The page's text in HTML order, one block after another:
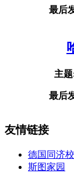
最后
主
最后
友情链接
德国同济
斯图家园